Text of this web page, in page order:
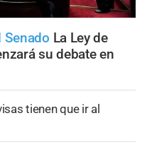
Senado La Ley de
su debate en
tienen que ir al